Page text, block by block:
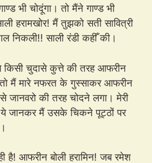
भी चोदूंगा। तो मैंने गाण्ड भी
हरामखोर! मैं तुझको सती सावित्री
निकली!! साली रंडी कहीँ की।
किसी चुदासे कुत्ते की तरह आफरीन
मैं मारे नफरत के गुस्साकर आफरीन
जानवरो की तरह चोदने लगा। मेरी
ये जानकर मैं उसके चिकने पूट्ठों पर
है! आफरीन बोली हरामिन! जब रमेश